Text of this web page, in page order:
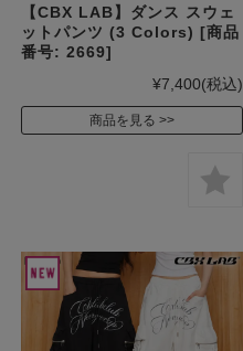
【CBX LAB】ダンス スウェ
ットパンツ (3 Colors) [商品
番号: 2669]
¥7,400(税込)
商品を見る